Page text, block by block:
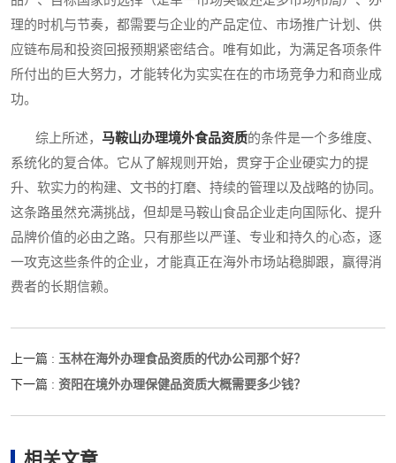
理的时机与节奏，都需要与企业的产品定位、市场推广计划、供
应链布局和投资回报预期紧密结合。唯有如此，为满足各项条件
所付出的巨大努力，才能转化为实实在在的市场竞争力和商业成
功。
综上所述， 马鞍山办理境外食品资质的条件是一个多维度、
系统化的复合体。它从了解规则开始，贯穿于企业硬实力的提
升、软实力的构建、文书的打磨、持续的管理以及战略的协同。
这条路虽然充满挑战，但却是马鞍山食品企业走向国际化、提升
品牌价值的必由之路。只有那些以严谨、专业和持久的心态，逐
一攻克这些条件的企业，才能真正在海外市场站稳脚跟，赢得消
费者的长期信赖。
上一篇 : 玉林在海外办理食品资质的代办公司那个好？
下一篇 : 资阳在境外办理保健品资质大概需要多少钱？